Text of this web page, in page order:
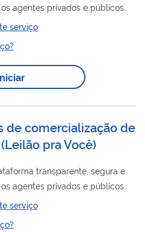
agentes privados e públicos
insumos e serviços,
Este serviço é
o serviço, já que o custo
do negócio.
serviço
de comercialização de
pra Você)
transparente, segura e
agentes privados e públicos
insumos e serviços.
serviço